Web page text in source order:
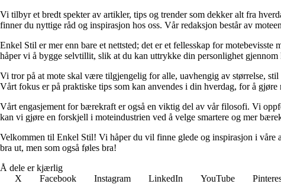
Vi tilbyr et bredt spekter av artikler, tips og trender som dekker alt fra
finner du nyttige råd og inspirasjon hos oss. Vår redaksjon består av
Enkel Stil er mer enn bare et nettsted; det er et fellesskap for
håper vi å bygge selvtillit, slik at du kan uttrykke din personlighet
Vi tror på at mote skal være tilgjengelig for alle, uavhengig av størrelse,
Vårt fokus er på praktiske tips som kan anvendes i din hverdag, for å gjøre
Vårt engasjement for bærekraft er også en viktig del av vår filosofi. Vi
kan vi gjøre en forskjell i moteindustrien ved å velge smartere og mer
Velkommen til Enkel Stil! Vi håper du vil finne glede og inspirasjon i våre
bra ut, men som også føles bra!
Å dele er kjærlig
X
Facebook Instagram LinkedIn YouTube